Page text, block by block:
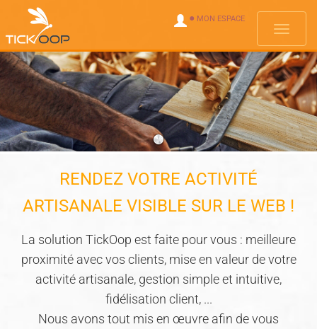
Menus
● MON ESPACE
RENDEZ VOTRE ACTIVITÉ
ARTISANALE VISIBLE SUR LE WEB !
La solution TickOop est faite pour vous : meilleure
proximité avec vos clients, mise en valeur de votre
activité artisanale, gestion simple et intuitive,
fidélisation client, ...
Nous avons tout mis en œuvre afin de vous